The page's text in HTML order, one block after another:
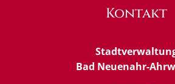
Kontakt
Bad Neuenahr-